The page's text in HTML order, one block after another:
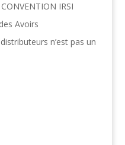
IRSI
Avoirs
n’est pas un